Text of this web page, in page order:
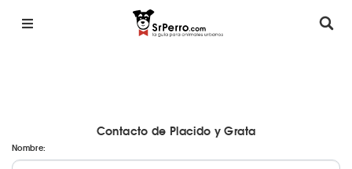
Contacto de Placido y Grata
Nombre: